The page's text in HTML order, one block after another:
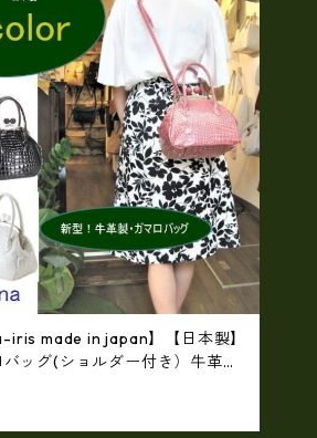
iris made in japan】【日本製】
ッグ(ショルダー付き）牛革製